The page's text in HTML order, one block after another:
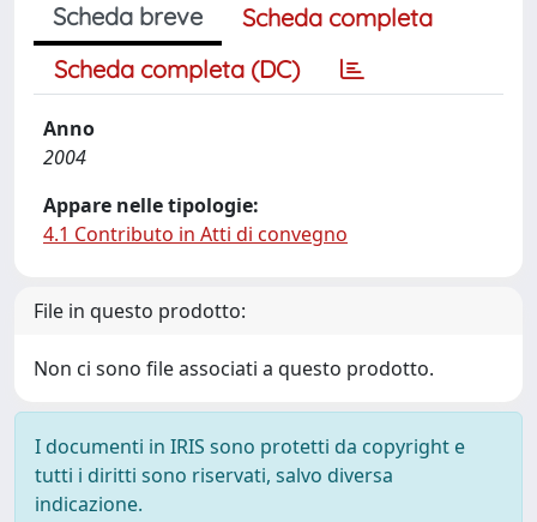
Scheda breve
Scheda completa
Scheda completa (DC)
Anno
2004
Appare nelle tipologie:
4.1 Contributo in Atti di convegno
File in questo prodotto:
Non ci sono file associati a questo prodotto.
I documenti in IRIS sono protetti da copyright e
tutti i diritti sono riservati, salvo diversa
indicazione.